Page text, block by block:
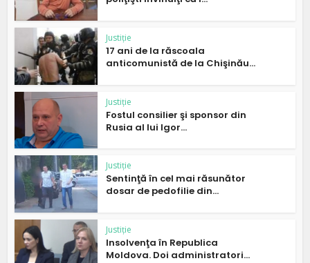
Justiție
17 ani de la răscoala
anticomunistă de la Chişinău...
Justiție
Fostul consilier şi sponsor din
Rusia al lui Igor...
Justiție
Sentinţă în cel mai răsunător
dosar de pedofilie din...
Justiție
Insolvenţa în Republica
Moldova. Doi administratori...